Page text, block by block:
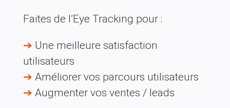
Faites de l’Eye Tracking pour :
➔ Une meilleure satisfaction
utilisateurs
➔ Améliorer vos parcours utilisateurs
➔ Augmenter vos ventes / leads